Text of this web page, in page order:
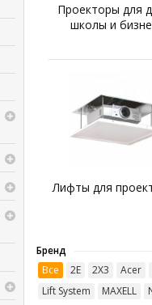
Проекторы для
школы и
Лифты для
Бренд
Все
2E 2Х3 Acer
Lift System
MAXELL